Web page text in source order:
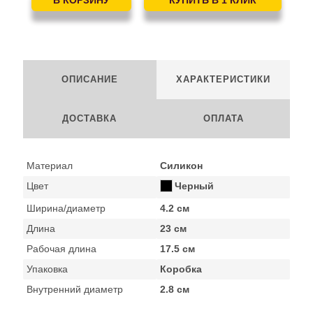
ОПИСАНИЕ ХАРАКТЕРИСТИКИ
ДОСТАВКА ОПЛАТА
Материал
Силикон
Цвет
Черный
Ширина/диаметр
4.2 см
Длина
23 см
Рабочая длина
17.5 см
Упаковка
Коробка
Внутренний диаметр
2.8 см